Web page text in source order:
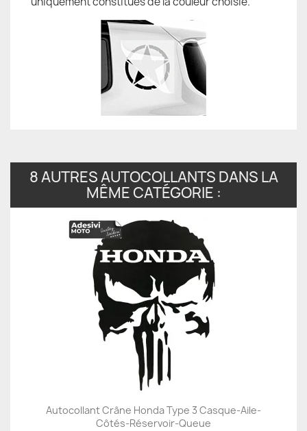
8 AUTRES AUTOCOLLANTS DANS LA
MÊME CATÉGORIE :
Autocollant Crâne Honda Type 3 Casque-Aile-
Côtés-Réservoir-Queue